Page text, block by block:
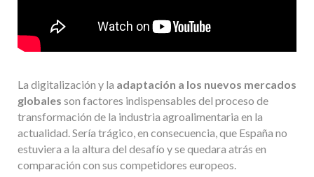
La digitalización y la adaptación a los nuevos mercados
globales son factores indispensables del proceso de
transformación de la industria agroalimentaria en la
actualidad. Sería trágico, en consecuencia, que España no
estuviera a la altura del desafío y se quedara atrás en
comparación con sus competidores europeos.